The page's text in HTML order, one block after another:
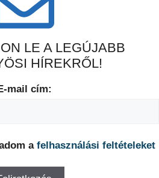
LE A LEGÚJABB
HÍREKRŐL!
mail cím:
a felhasználási feltételeket